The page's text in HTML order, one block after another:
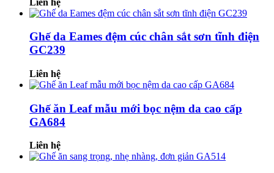
Ghế da Eames đệm cúc chân sắt sơn tĩnh điện
GC239
Liên hệ
Ghế ăn Leaf mẫu mới bọc nệm da cao cấp
GA684
Liên hệ